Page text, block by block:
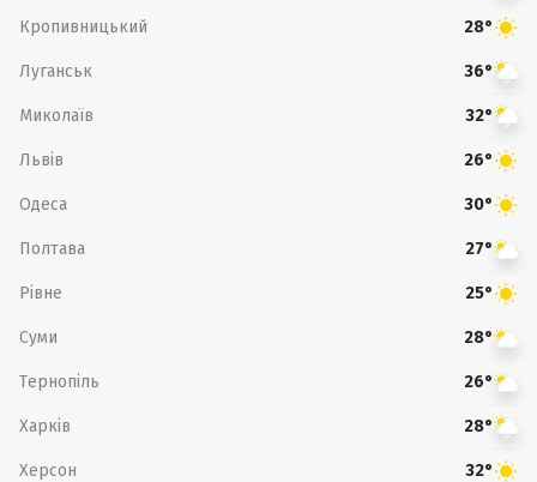
Кропивницький 28°
Луганськ 36°
Миколаїв 32°
Львів 26°
Одеса 30°
Полтава 27°
Рівне 25°
Суми 28°
Тернопіль 26°
Харків 28°
Херсон 32°